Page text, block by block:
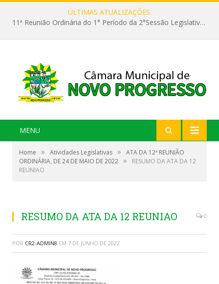
ÚLTIMAS ATUALIZAÇÕES:
11ª Reunião Ordinária do 1° Período da 2°Sessão Legislativa da 9ª Legislatura do Poder Legislativo
MENU
Home » Atividades Legislativas »
ATA DA 12ª REUNIÃO
ORDINÁRIA, DE 24 DE MAIO DE 2022 »
RESUMO DA ATA DA 12
REUNIAO
RESUMO DA ATA DA 12 REUNIAO 0
POR CR2-ADMIN8 EM 7 DE JUNHO DE 2022